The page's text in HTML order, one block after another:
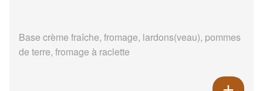
Base crème fraîche, fromage, lardons(veau), pommes
de terre, fromage à raclette